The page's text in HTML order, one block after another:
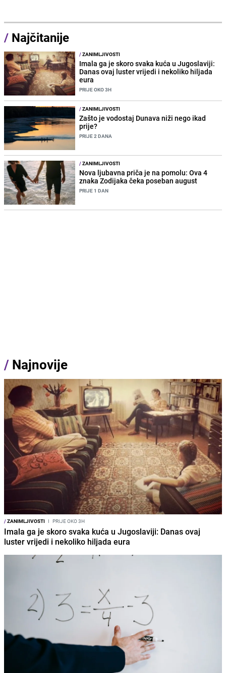
/ Najčitanije
/ZANIMLJIVOSTI
Imala ga je skoro svaka kuća u Jugoslaviji:
Danas ovaj luster vrijedi i nekoliko hiljada
eura
PRIJE OKO 3H
/ZANIMLJIVOSTI
Zašto je vodostaj Dunava niži nego ikad
prije?
PRIJE 2 DANA
/ZANIMLJIVOSTI
Nova ljubavna priča je na pomolu: Ova 4
znaka Zodijaka čeka poseban august
PRIJE 1 DAN
/ Najnovije
/ZANIMLJIVOSTI I PRIJE OKO 3H
Imala ga je skoro svaka kuća u Jugoslaviji: Danas ovaj
luster vrijedi i nekoliko hiljada eura